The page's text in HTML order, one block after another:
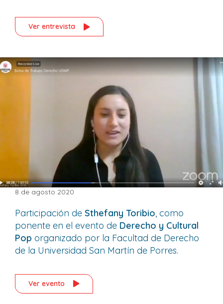
Ver entrevista
8 de agosto 2020
Participación de Sthefany Toribio, como
ponente en el evento de Derecho y Cultural
Pop organizado por la Facultad de Derecho
de la Universidad San Martín de Porres.
Ver evento